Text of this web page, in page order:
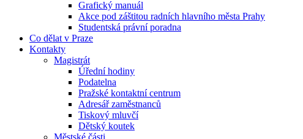
Grafický manuál
Akce pod záštitou radních hlavního města Prahy
Studentská právní poradna
Co dělat v Praze
Kontakty
Magistrát
Úřední hodiny
Podatelna
Pražské kontaktní centrum
Adresář zaměstnanců
Tiskový mluvčí
Dětský koutek
Městské části